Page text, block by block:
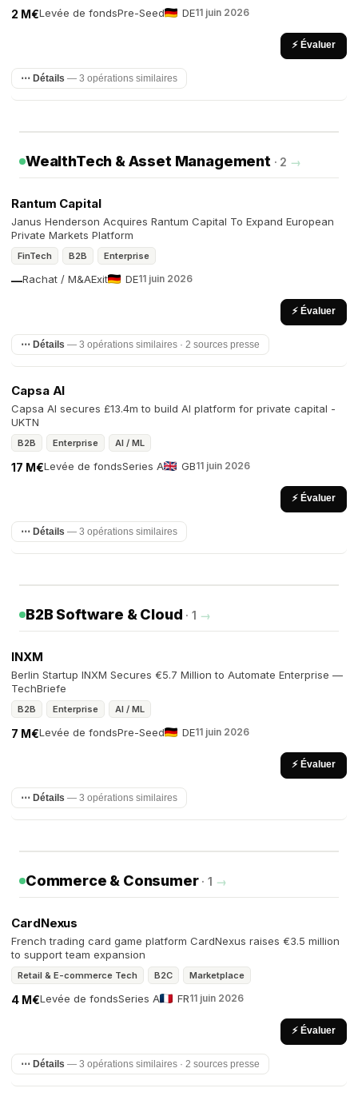
Levée de fonds
2 M€ Pre-Seed DE11 juin 2026
⚡ Évaluer
⋯ Détails — 3 opérations similaires
WealthTech & Asset Management · 2 →
Rantum Capital
Janus Henderson Acquires Rantum Capital To Expand European
Private Markets Platform
FinTech B2B Enterprise
Rachat / M&A
— Exit DE11 juin 2026
⚡ Évaluer
⋯ Détails — 3 opérations similaires · 2 sources presse
Capsa AI
Capsa AI secures £13.4m to build AI platform for private capital -
UKTN
B2B Enterprise AI / ML
Levée de fonds
17 M€ Series A GB11 juin 2026
⚡ Évaluer
⋯ Détails — 3 opérations similaires
B2B Software & Cloud · 1 →
INXM
Berlin Startup INXM Secures €5.7 Million to Automate Enterprise —
TechBriefe
B2B Enterprise AI / ML
Levée de fonds
7 M€ Pre-Seed DE11 juin 2026
⚡ Évaluer
⋯ Détails — 3 opérations similaires
Commerce & Consumer · 1 →
CardNexus
French trading card game platform CardNexus raises €3.5 million
to support team expansion
Retail & E-commerce Tech B2C Marketplace
Levée de fonds
4 M€ Series A FR11 juin 2026
⚡ Évaluer
⋯ Détails — 3 opérations similaires · 2 sources presse